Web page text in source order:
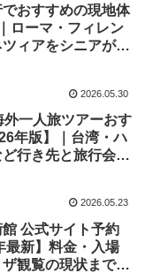
おすすめの現地体
ローマ・フィレン
ィアをシニアが楽
2026.05.30
外一人旅ツアーおす
年版】｜台湾・ハ
行き先と旅行会社
2026.05.23
公式サイト予約
最新】料金・入場
観覧の現状まで徹